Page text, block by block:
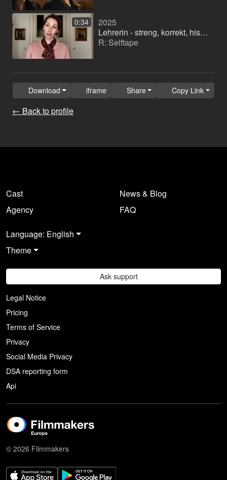
0:34
2025
Lehrerin - streng, korrekt, historisch
R: Selftape
← Back to profile
Download iframe Share Copy Link
Cast
Agency
News & Blog
FAQ
Language: English
Theme
Ask support
Legal Notice
Pricing
Terms of Service
Privacy
Social Media Privacy
DSA reporting form
Api
© 2026 Filmmakers